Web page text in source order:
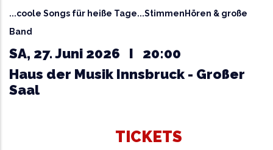
...coole Songs für heiße Tage...StimmenHören & große
Band
SA, 27. Juni 2026 I 20:00
Haus der Musik Innsbruck - Großer
Saal
TICKETS